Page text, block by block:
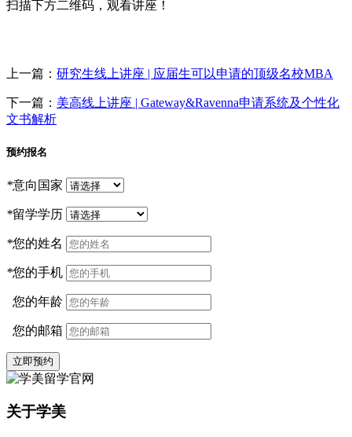
扫描下方二维码，观看讲座！
上一篇： 研究生线上讲座 | 应届生可以申请的顶级名校MBA
下一篇： 美高线上讲座 | Gateway&Ravenna申请系统及个性化
文书解析
预约报名
*意向国家
*留学学历
*您的姓名
*您的手机
您的年龄
您的邮箱
立即预约
关于学美